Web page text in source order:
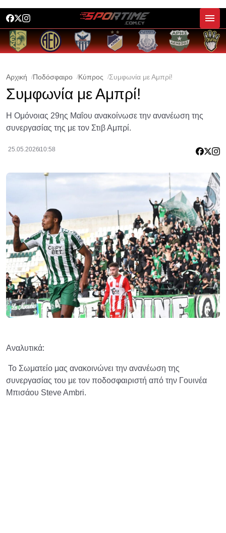
Αρχική Ποδόσφαιρο Κύπρος Συμφωνία με Αμπρί!
Συμφωνία με Αμπρί!
Η Ομόνοιας 29ης Μαΐου ανακοίνωσε την ανανέωση της
συνεργασίας της με τον Στιβ Αμπρί.
25.05.2026 10:58
Αναλυτικά:
Το Σωματείο μας ανακοινώνει την ανανέωση της
συνεργασίας του με τον ποδοσφαιριστή από την Γουινέα
Μπισάου Steve Ambri.